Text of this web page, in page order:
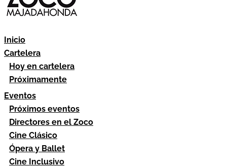
Inicio
Cartelera
Hoy en cartelera
Próximamente
Eventos
Próximos eventos
Directores en el Zoco
Cine Clásico
Ópera y Ballet
Cine Inclusivo